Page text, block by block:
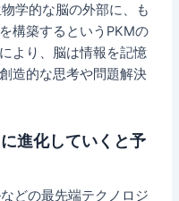
学的な脳の外部に、も
構築するというPKMの
より、脳は情報を記憶
造的な思考や問題解決
進化していくと予
どの最先端テクノロジ